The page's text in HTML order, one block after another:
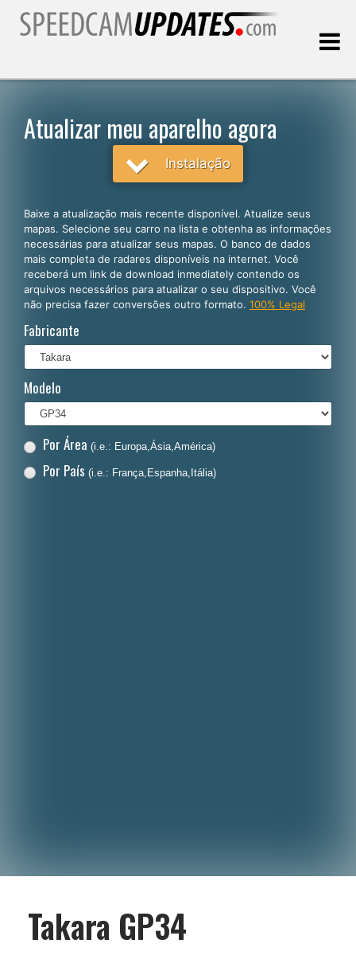
Português
English
Español
Français
Polski
Nederlands
Dansk
Atualizar meu aparelho agora
Instalação
Baixe a atualização mais recente disponível. Atualize seus
mapas. Selecione seu carro na lista e obtenha as informações
necessárias para atualizar seus mapas. O banco de dados
mais completa de radares disponíveis na internet. Você
receberá um link de download inmediately contendo os
arquivos necessários para atualizar o seu dispositivo. Você
não precisa fazer conversões outro formato. 100% Legal
Fabricante
Modelo
Por Área (i.e.: Europa,Ásia,América)
Por País (i.e.: França,Espanha,Itália)
Takara GP34